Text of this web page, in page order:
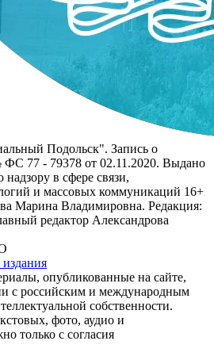
Подольск". Запись о
77 - 79378 от 02.11.2020. Выдано
в сфере связи,
и массовых коммуникаций 16+
Марина Владимировна. Редакция:
редактор Александрова
издания
опубликованные на сайте,
с российским и международным
собственности.
фото, аудио и
только с согласия